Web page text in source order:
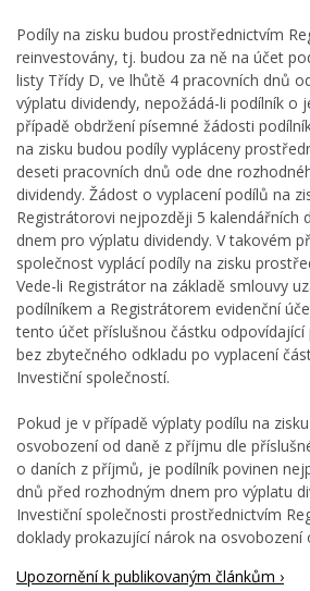
Podíly na zisku budou prostřednictvím
reinvestovány, tj. budou za ně na účet
listy Třídy D, ve lhůtě 4 pracovních dnů
výplatu dividendy, nepožádá-li podílník o
případě obdržení písemné žádosti
na zisku budou podíly vypláceny
deseti pracovních dnů ode dne
dividendy. Žádost o vyplacení podílů na
Registrátorovi nejpozději 5 kalendářních
dnem pro výplatu dividendy. V takovém
společnost vyplácí podíly na zisku
Vede-li Registrátor na základě smlouvy
podílníkem a Registrátorem evidenční
tento účet příslušnou částku odpovídající
bez zbytečného odkladu po vyplacení
Investiční společností.
Pokud je v případě výplaty podílu na
osvobození od daně z příjmu dle
o daních z příjmů, je podílník povinen
dnů před rozhodným dnem pro výplatu
Investiční společnosti prostřednictvím
doklady prokazující nárok na osvobození
Upozornění k publikovaným článkům ›